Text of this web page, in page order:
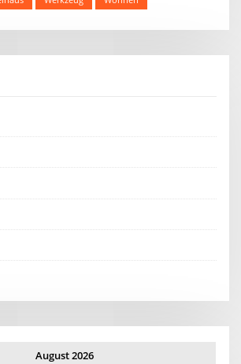
August 2026